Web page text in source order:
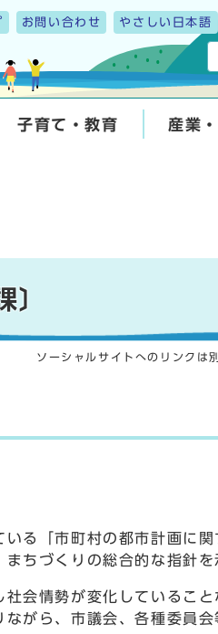
お問い合わせ やさしい日本語
子育て・教育 産業
〕
ソーシャルサイトへのリンクは
る「市町村の都市計画に関
ちづくりの総合的な指針を
会情勢が変化しているこ
がら、市議会、各種委員会